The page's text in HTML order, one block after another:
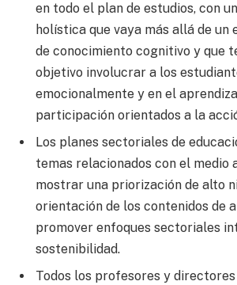
en todo el plan de estudios, con
holística que vaya más allá de un
de conocimiento cognitivo y que
objetivo involucrar a los
emocionalmente y en el
participación orientados a la
Los planes sectoriales de
temas relacionados con el medio
mostrar una priorización de alto
orientación de los contenidos de
promover enfoques sectoriales
sostenibilidad.
Todos los profesores y